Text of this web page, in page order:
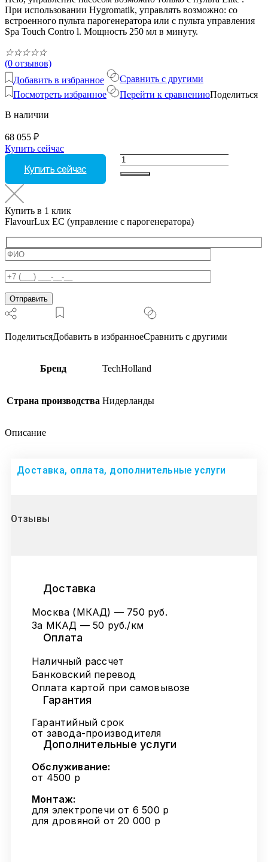
При использовании Hygromatik, управлять возможно: со
встроенного пульта парогенератора или с пульта управления
Spa Touch Contro l. Мощность 250 мл в минуту.
☆☆☆☆☆
(0 отзывов)
Добавить в избранное
Посмотреть избранное
Сравнить с другими
Перейти к сравнениюПоделиться
В наличии
68 055 ₽
Купить сейчас
Купить сейчас
Количество
парогенератора)
Купить в 1 клик
FlavourLux EC (управление с парогенератора)
ПоделитьсяДобавить в избранноеСравнить с другими
Бренд TechHolland
Страна производства Нидерланды
Описание
Доставка, оплата, дополнительные услуги
Отзывы
Доставка
Москва (МКАД) — 750 руб.
За МКАД — 50 руб./км
Оплата
Наличный рассчет
Банковский перевод
Оплата картой при самовывозе
Гарантия
Гарантийный срок
от завода-производителя
Дополнительные услуги
Обслуживание:
от 4500 р
Монтаж:
для электропечи от 6 500 р
для дровяной от 20 000 р